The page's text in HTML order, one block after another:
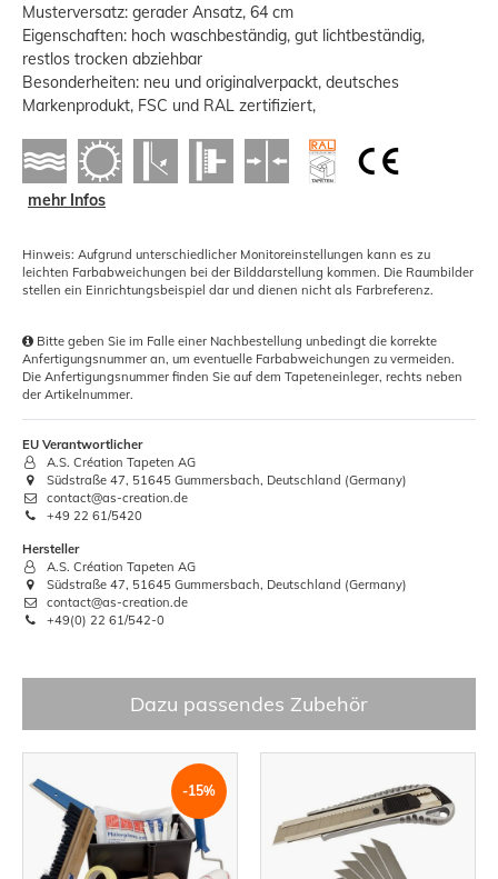
Musterversatz: gerader Ansatz, 64 cm
Eigenschaften: hoch waschbeständig, gut lichtbeständig,
restlos trocken abziehbar
Besonderheiten: neu und originalverpackt, deutsches
Markenprodukt, FSC und RAL zertifiziert,
mehr Infos
Hinweis: Aufgrund unterschiedlicher Monitoreinstellungen kann es zu
leichten Farbabweichungen bei der Bilddarstellung kommen. Die Raumbilder
stellen ein Einrichtungsbeispiel dar und dienen nicht als Farbreferenz.
Bitte geben Sie im Falle einer Nachbestellung unbedingt die korrekte
Anfertigungsnummer an, um eventuelle Farbabweichungen zu vermeiden.
Die Anfertigungsnummer finden Sie auf dem Tapeteneinleger, rechts neben
der Artikelnummer.
EU Verantwortlicher
A.S. Création Tapeten AG
Südstraße 47, 51645 Gummersbach, Deutschland (Germany)
contact@as-creation.de
+49 22 61/5420
Hersteller
A.S. Création Tapeten AG
Südstraße 47, 51645 Gummersbach, Deutschland (Germany)
contact@as-creation.de
+49(0) 22 61/542-0
Dazu passendes Zubehör
-15%